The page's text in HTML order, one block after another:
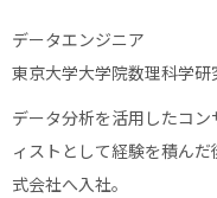
データエンジニア
東京大学大学院数理科学研
データ分析を活用したコ
ィストとして経験を積ん
式会社へ入社。